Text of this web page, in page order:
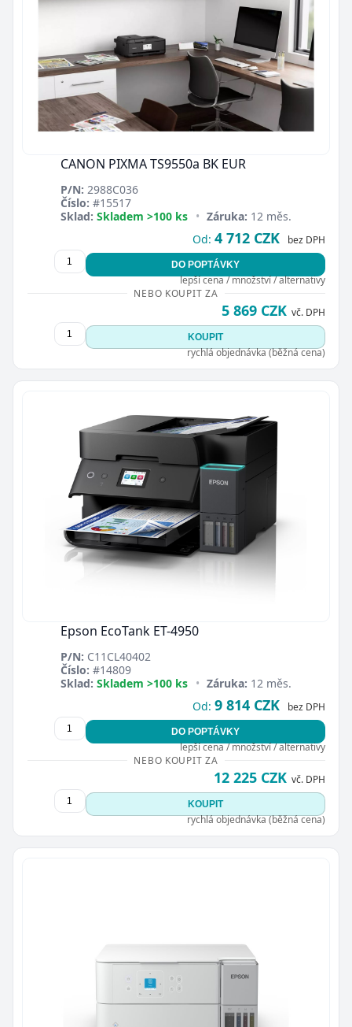
CANON PIXMA TS9550a BK EUR
P/N: 2988C036
Číslo: #15517
Sklad: Skladem >100 ks • Záruka: 12 měs.
Od: 4 712 CZK bez DPH
DO POPTÁVKY
lepší cena / množství / alternativy
NEBO KOUPIT ZA
5 869 CZK vč. DPH
KOUPIT
rychlá objednávka (běžná cena)
Epson EcoTank ET-4950
P/N: C11CL40402
Číslo: #14809
Sklad: Skladem >100 ks • Záruka: 12 měs.
Od: 9 814 CZK bez DPH
DO POPTÁVKY
lepší cena / množství / alternativy
NEBO KOUPIT ZA
12 225 CZK vč. DPH
KOUPIT
rychlá objednávka (běžná cena)